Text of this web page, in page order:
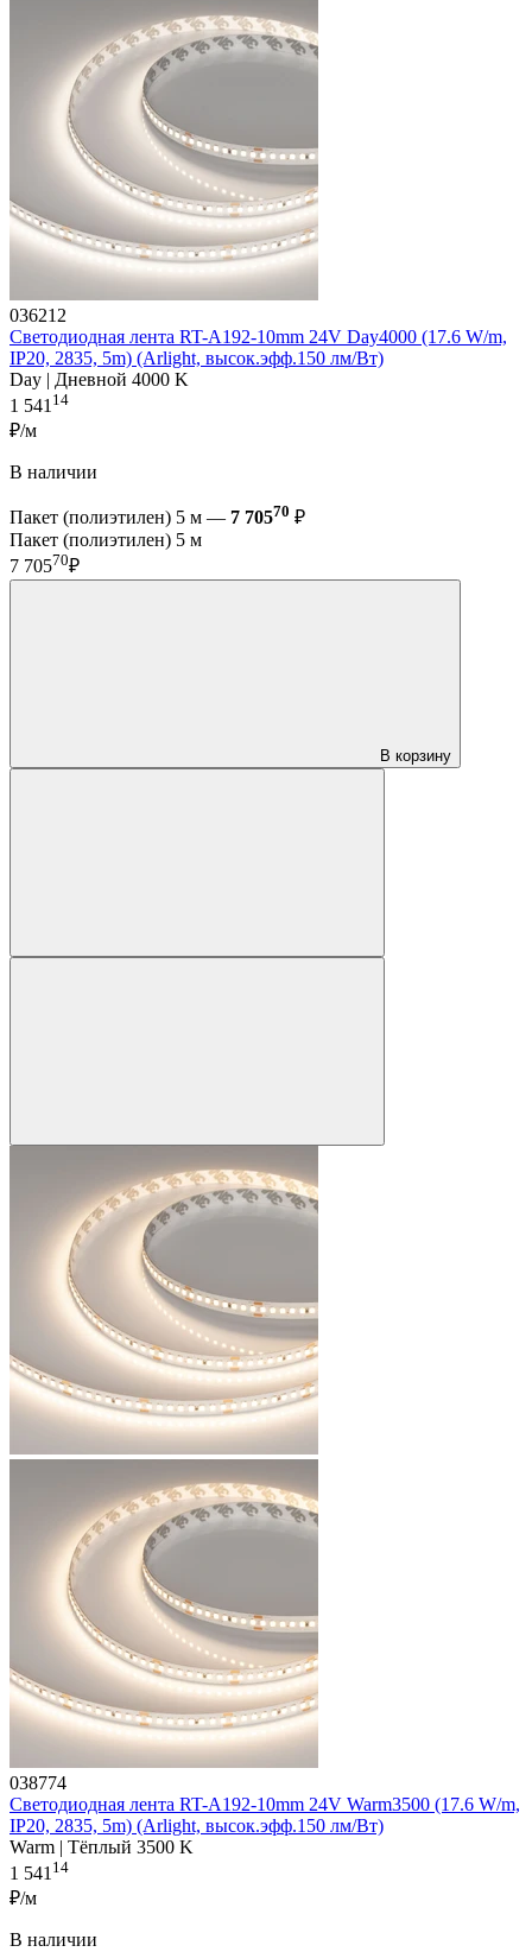
036212
Светодиодная лента RT-A192-10mm 24V Day4000 (17.6 W/m,
IP20, 2835, 5m) (Arlight, высок.эфф.150 лм/Вт)
Day | Дневной 4000 K
1 541 14
₽/м
В наличии
Пакет (полиэтилен) 5 м — 7 70570 ₽
Пакет (полиэтилен) 5 м
7 70570₽
В корзину
038774
Светодиодная лента RT-A192-10mm 24V Warm3500 (17.6 W/m,
IP20, 2835, 5m) (Arlight, высок.эфф.150 лм/Вт)
Warm | Тёплый 3500 K
1 541 14
₽/м
В наличии